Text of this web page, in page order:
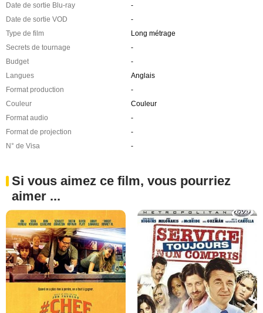
Date de sortie Blu-ray
-
Date de sortie VOD
-
Type de film
Long métrage
Secrets de tournage
-
Budget
-
Langues
Anglais
Format production
-
Couleur
Couleur
Format audio
-
Format de projection
-
N° de Visa
-
Si vous aimez ce film, vous pourriez
aimer ...